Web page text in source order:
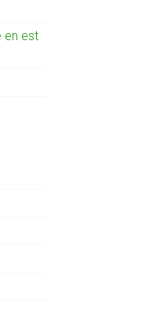
en est